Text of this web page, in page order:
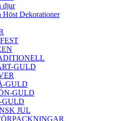
djur
Höst Dekorationer
GULD
GULD
GULD
GULD
JUL